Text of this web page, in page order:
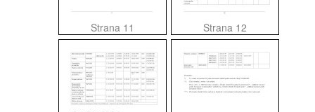
Strana 11 Strana 12